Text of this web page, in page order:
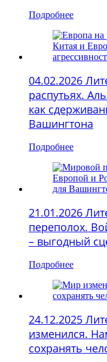
Подробнее
04.02.2026
распутьях.
как
Вашингтона
Подробнее
21.01.2026
переполох.
– выгодный
Подробнее
24.12.2025
изменился.
сохранять